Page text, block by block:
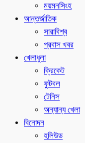
ময়মনসিংহ
আন্তর্জাতিক
সারাবিশ্ব
প্রবাস খবর
খেলাধুলা
ক্রিকেট
ফুটবল
টেনিস
অন্যান্য খেলা
বিনোদন
হলিউড